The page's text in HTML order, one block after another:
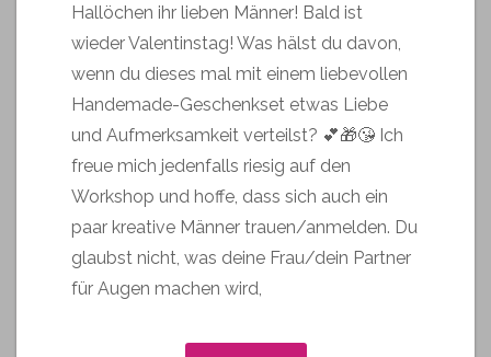
Hallöchen ihr lieben Männer! Bald ist
wieder Valentinstag! Was hälst du davon,
wenn du dieses mal mit einem liebevollen
Handemade-Geschenkset etwas Liebe
und Aufmerksamkeit verteilst? 💕🎁😘 Ich
freue mich jedenfalls riesig auf den
Workshop und hoffe, dass sich auch ein
paar kreative Männer trauen/anmelden. Du
glaubst nicht, was deine Frau/dein Partner
für Augen machen wird,